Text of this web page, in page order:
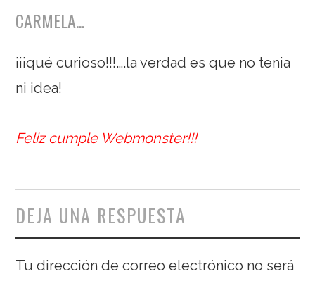
CARMELA...
¡¡¡qué curioso!!!….la verdad es que no tenia
ni idea!
Feliz cumple Webmonster!!!
DEJA UNA RESPUESTA
Tu dirección de correo electrónico no será